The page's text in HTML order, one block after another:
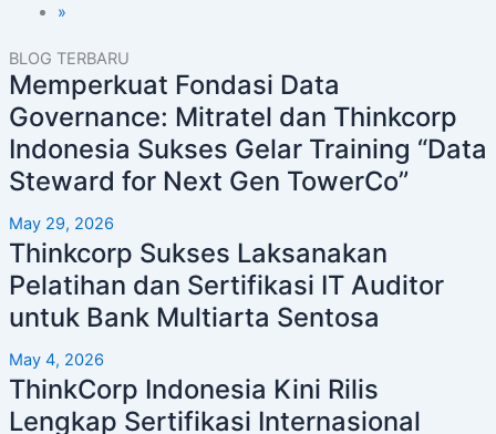
»
BLOG TERBARU
Memperkuat Fondasi Data
Governance: Mitratel dan Thinkcorp
Indonesia Sukses Gelar Training “Data
Steward for Next Gen TowerCo”
May 29, 2026
Thinkcorp Sukses Laksanakan
Pelatihan dan Sertifikasi IT Auditor
untuk Bank Multiarta Sentosa
May 4, 2026
ThinkCorp Indonesia Kini Rilis
Lengkap Sertifikasi Internasional